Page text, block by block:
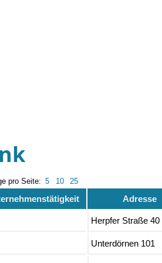
pro Seite: 5 10 25
Adresse
Herpfer Straße 40
Unterdörnen 101